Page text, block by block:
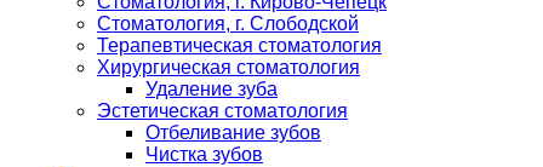
Стоматология, г. Слободской
Терапевтическая стоматология
Хирургическая стоматология
Удаление зуба
Эстетическая стоматология
Отбеливание зубов
Чистка зубов